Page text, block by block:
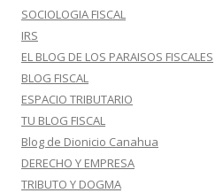
SOCIOLOGIA FISCAL
IRS
EL BLOG DE LOS PARAISOS FISCALES
BLOG FISCAL
ESPACIO TRIBUTARIO
TU BLOG FISCAL
Blog de Dionicio Canahua
DERECHO Y EMPRESA
TRIBUTO Y DOGMA